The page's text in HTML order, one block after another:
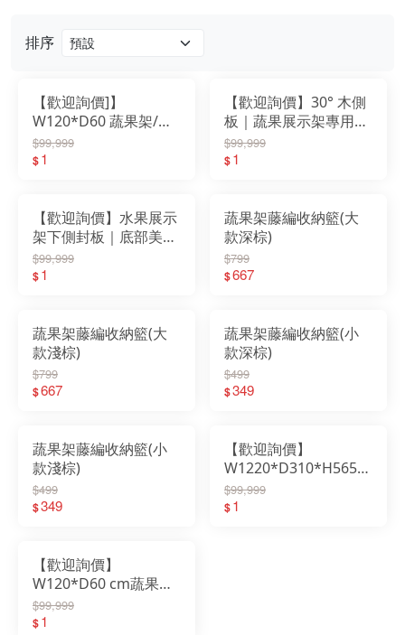
排序
【歡迎詢價]】
W120*D60 蔬果架/水
果架(雙層)
$99,999
$1
【歡迎詢價】30° 木側
板｜蔬果展示架專用配
件・木心板貼皮側封
板・超市陳列配件
$99,999
$1
【歡迎詢價】水果展示
架下側封板｜底部美化
防塵遮蔽板｜超市蔬果
架專用配件
$99,999
$1
蔬果架藤編收納籃(大
款深棕)
$799
$667
蔬果架藤編收納籃(大
款淺棕)
$799
$667
蔬果架藤編收納籃(小
款深棕)
$499
$349
蔬果架藤編收納籃(小
款淺棕)
$499
$349
【歡迎詢價】
W1220*D310*H565
水果架延伸架
$99,999
$1
【歡迎詢價】
W120*D60 cm蔬果架/
水果架主體(單層)
$99,999
$1